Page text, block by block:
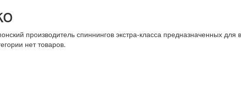
производитель спиннингов экстра-класса предназначенных
нет товаров.